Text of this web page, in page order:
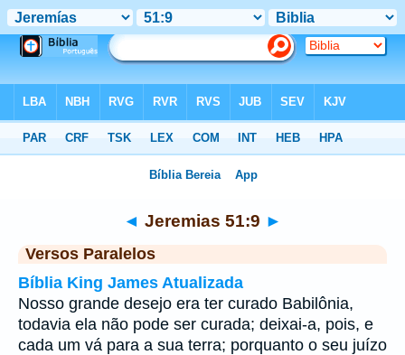
◄ Jeremias 51:9 ►
Versos Paralelos
Bíblia King James Atualizada
Nosso grande desejo era ter curado Babilônia,
todavia ela não pode ser curada; deixai-a, pois, e
cada um vá para a sua terra; porquanto o seu juízo